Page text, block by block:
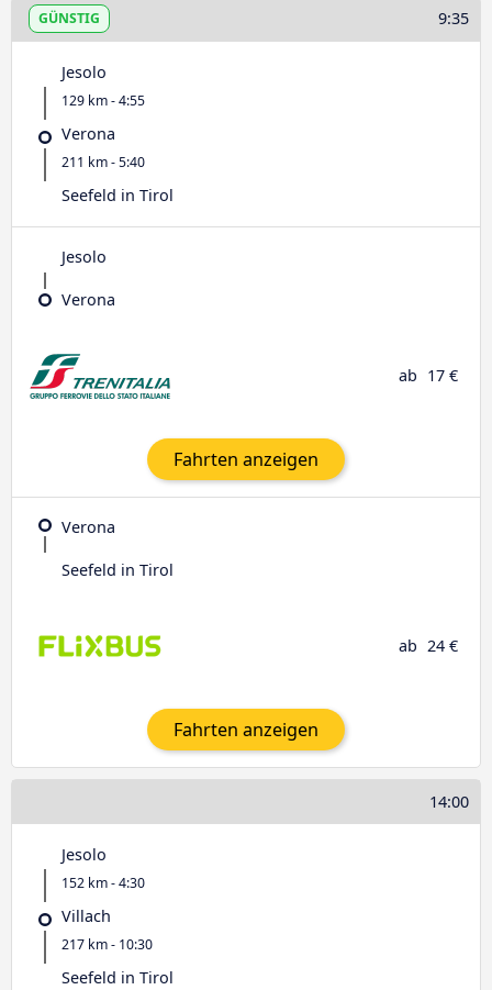
GÜNSTIG 9:35
Jesolo
129 km - 4:55
Verona
211 km - 5:40
Seefeld in Tirol
Jesolo
Verona
ab 17 €
Fahrten anzeigen
Verona
Seefeld in Tirol
ab 24 €
Fahrten anzeigen
14:00
Jesolo
152 km - 4:30
Villach
217 km - 10:30
Seefeld in Tirol